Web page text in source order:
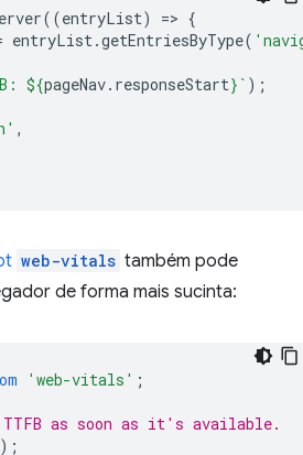
((entryList) => {
entryList.getEntriesByType(
${pageNav. responseStart} ` );
,
web-vitals também pode
de forma mais sucinta:
'web-vitals' ;
TTFB as soon as it's available.
);